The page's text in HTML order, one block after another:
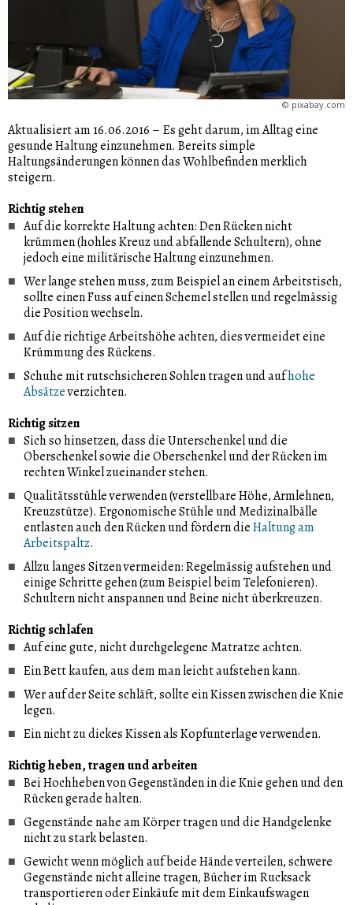
© pixabay.com
Aktualisiert am 16.06.2016 – Es geht darum, im Alltag eine
gesunde Haltung einzunehmen. Bereits simple
Haltungsänderungen können das Wohlbefinden merklich
steigern.
Richtig stehen
Auf die korrekte Haltung achten: Den Rücken nicht
krümmen (hohles Kreuz und abfallende Schultern), ohne
jedoch eine militärische Haltung einzunehmen.
Wer lange stehen muss, zum Beispiel an einem Arbeitstisch,
sollte einen Fuss auf einen Schemel stellen und regelmässig
die Position wechseln.
Auf die richtige Arbeitshöhe achten, dies vermeidet eine
Krümmung des Rückens.
Schuhe mit rutschsicheren Sohlen tragen und aufhohe
Absätzeverzichten.
Richtig sitzen
Sich so hinsetzen, dass die Unterschenkel und die
Oberschenkel sowie die Oberschenkel und der Rücken im
rechten Winkel zueinander stehen.
Qualitätsstühle verwenden (verstellbare Höhe, Armlehnen,
Kreuzstütze). Ergonomische Stühle und Medizinalbälle
entlasten auch den Rücken und fördern dieHaltung am
Arbeitspaltz.
Allzu langes Sitzen vermeiden: Regelmässig aufstehen und
einige Schritte gehen (zum Beispiel beim Telefonieren).
Schultern nicht anspannen und Beine nicht überkreuzen.
Richtig schlafen
Auf eine gute, nicht durchgelegene Matratze achten.
Ein Bett kaufen, aus dem man leicht aufstehen kann.
Wer auf der Seite schläft, sollte ein Kissen zwischen die Knie
legen.
Ein nicht zu dickes Kissen als Kopfunterlage verwenden.
Richtig heben, tragen und arbeiten
Bei Hochheben von Gegenständen in die Knie gehen und den
Rücken gerade halten.
Gegenstände nahe am Körper tragen und die Handgelenke
nicht zu stark belasten.
Gewicht wenn möglich auf beide Hände verteilen, schwere
Gegenstände nicht alleine tragen, Bücher im Rucksack
transportieren oder Einkäufe mit dem Einkaufswagen